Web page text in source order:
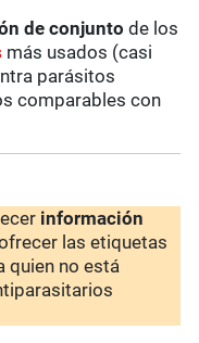
de conjunto de los
más usados (casi
parásitos
comparables con
información
las etiquetas
quien no está